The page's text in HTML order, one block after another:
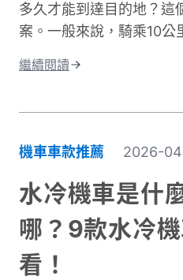
多久才能到達目的地？這
案。一般來說，騎乘10
通勤時間的關鍵因素有很
量、個人騎乘習慣都會造
深入探討不同情況下的騎
道路類型所需的時間、說
同時也會分享實用的時間
前都能準確估算所需時間
資深通勤族，都能找到適
繼續閱讀
機車車款推薦 2026-
水冷機車是什
哪？9款水冷
看！